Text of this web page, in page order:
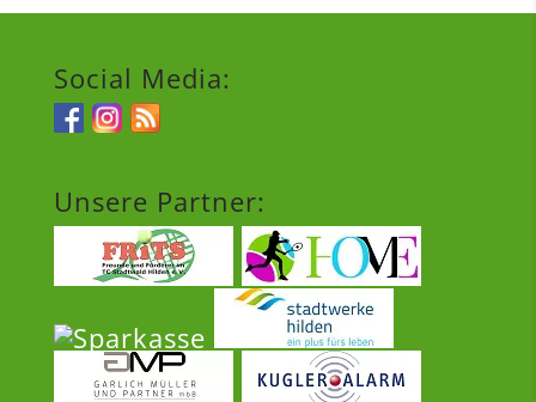
Social Media:
Unsere Partner: